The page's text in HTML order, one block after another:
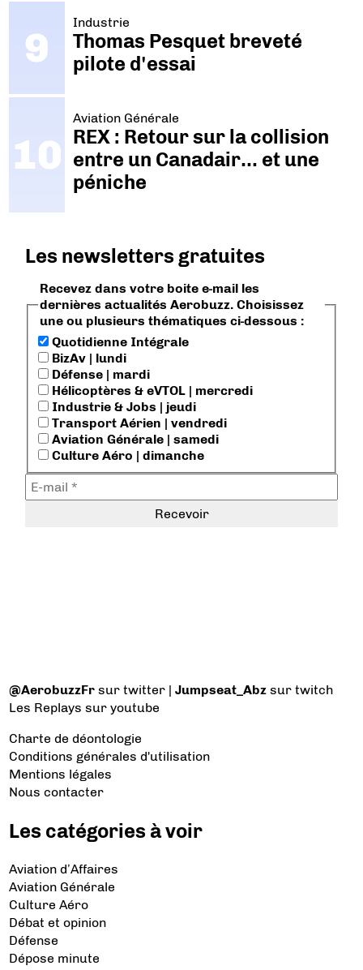
Industrie
Thomas Pesquet breveté
pilote d'essai
Aviation Générale
REX : Retour sur la collision
entre un Canadair… et une
péniche
Les newsletters gratuites
Recevez dans votre boite e-mail les
dernières actualités Aerobuzz. Choisissez
une ou plusieurs thématiques ci-dessous :
Quotidienne Intégrale
BizAv | lundi
Défense | mardi
Hélicoptères & eVTOL | mercredi
Industrie & Jobs | jeudi
Transport Aérien | vendredi
Aviation Générale | samedi
Culture Aéro | dimanche
@AerobuzzFr sur twitter |Jumpseat_Abz sur twitch
Les Replays sur youtube
Charte de déontologie
Conditions générales d'utilisation
Mentions légales
Nous contacter
Les catégories à voir
Aviation d’Affaires
Aviation Générale
Culture Aéro
Débat et opinion
Défense
Dépose minute